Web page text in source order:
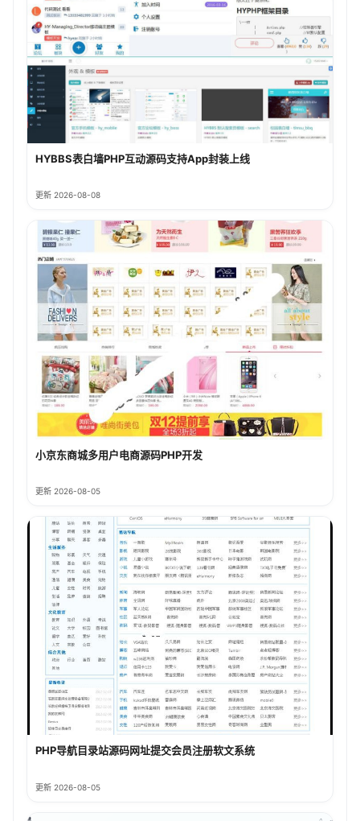
HYBBS表白墙PHP互动源码支持App封装上线
更新 2026-08-08
小京东商城多用户电商源码PHP开发
更新 2026-08-05
PHP导航目录站源码网址提交会员注册软文系统
更新 2026-08-05